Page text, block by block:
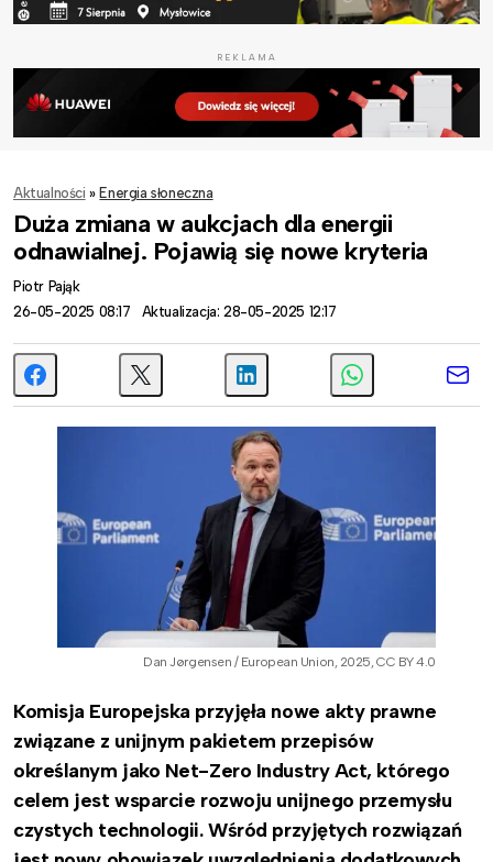
REKLAMA
Aktualności » Energia słoneczna
Duża zmiana w aukcjach dla energii
odnawialnej. Pojawią się nowe kryteria
Piotr Pająk
26-05-2025 08:17
Aktualizacja: 28-05-2025 12:17
Dan Jørgensen / European Union, 2025, CC BY 4.0
Komisja Europejska przyjęła nowe akty prawne
związane z unijnym pakietem przepisów
określanym jako Net-Zero Industry Act, którego
celem jest wsparcie rozwoju unijnego przemysłu
czystych technologii. Wśród przyjętych rozwiązań